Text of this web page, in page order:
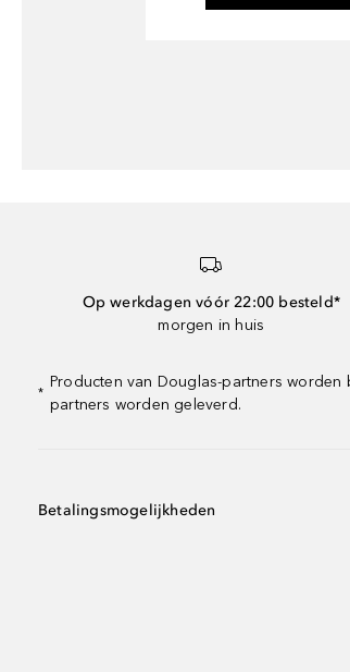
Op werkdagen vóór 22:00 besteld*
morgen in huis
*
Producten van Douglas-partners
partners worden geleverd.
Betalingsmogelijkheden